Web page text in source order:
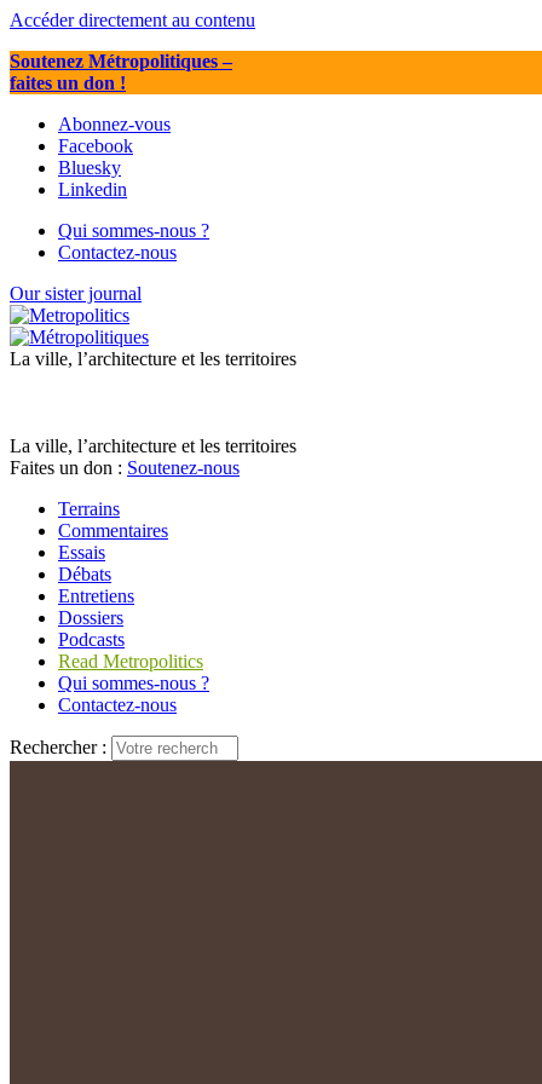
Accéder directement au contenu
Soutenez Métropolitiques–
faites un don !
Abonnez-vous
Facebook
Bluesky
Linkedin
Qui sommes-nous ?
Contactez-nous
Our sister journal
La ville, l’architecture et les territoires
La ville, l’architecture et les territoires
Faites un don : Soutenez-nous
Terrains
Commentaires
Essais
Débats
Entretiens
Dossiers
Podcasts
Read Metropolitics
Qui sommes-nous ?
Contactez-nous
Rechercher :